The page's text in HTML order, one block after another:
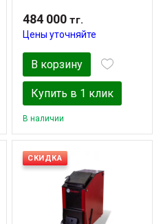
484 000тг.
Цены уточняйте
В корзину
Купить в 1 клик
В наличии
СКИДКА